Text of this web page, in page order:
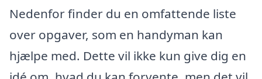
Nedenfor finder du en omfattende liste
over opgaver, som en handyman kan
hjælpe med. Dette vil ikke kun give dig en